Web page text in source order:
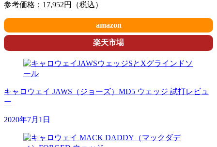
参考価格：17,952円（税込）
amazon
楽天市場
キャロウェイ JAWS（ジョーズ）MD5 ウェッジ 試打レビュ
ー
2020年7月1日